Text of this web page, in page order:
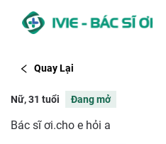
Quay Lại
Nữ, 31 tuổi Đang mở
Bác sĩ ơi.cho e hỏi a